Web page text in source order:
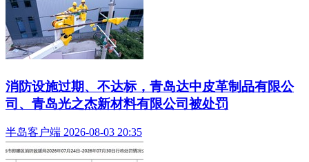
消防设施过期、不达标，青岛达中皮革制品有限公
司、青岛光之杰新材料有限公司被处罚
半岛客户端 2026-08-03 20:35